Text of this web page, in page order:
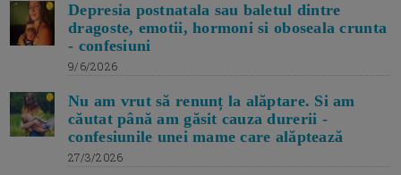
Depresia postnatala sau baletul dintre
dragoste, emotii, hormoni si oboseala crunta
- confesiuni
9/6/2026
Nu am vrut să renunț la alăptare. Si am
căutat până am găsit cauza durerii -
confesiunile unei mame care alăptează
27/3/2026